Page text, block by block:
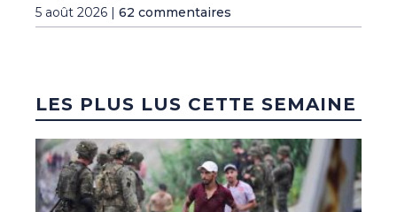
5 août 2026 | 62 commentaires
LES PLUS LUS CETTE SEMAINE